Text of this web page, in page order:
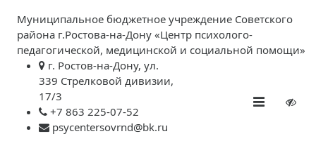
Муниципальное бюджетное учреждение Советского
района г.Ростова-на-Дону «Центр психолого-
педагогической, медицинской и социальной помощи»
г. Ростов-на-Дону, ул.
339 Стрелковой дивизии,
17/3
+7 863 225-07-52
psycentersovrnd@bk.ru